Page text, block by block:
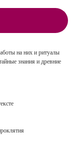
на них и ритуалы
знания и древние